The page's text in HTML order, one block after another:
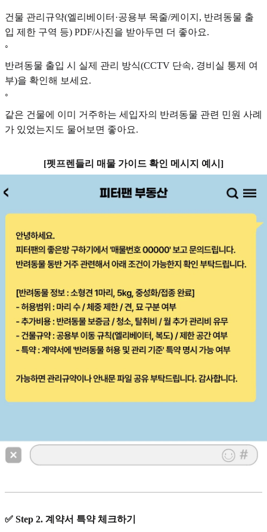
건물 관리규약(엘리베이터·공용부 목줄/케이지, 반려동물 출
입 제한 구역 등) PDF/사진을 받아두면 더 좋아요.
◦
반려동물 출입 시 실제 관리 방식(CCTV 단속, 경비실 통제 여
부)을 확인해 보세요.
◦
같은 건물에 이미 거주하는 세입자의 반려동물 관련 민원 사례
가 있었는지도 물어보면 좋아요.
[펫프렌들리 매물 가이드 확인 메시지 예시]
✅ Step 2. 계약서 특약 체크하기